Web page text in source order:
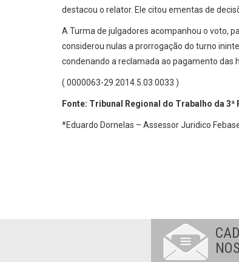
destacou o relator. Ele citou ementas de
A Turma de julgadores acompanhou o voto,
considerou nulas a prorrogação do turno
condenando a reclamada ao pagamento das
( 0000063-29.2014.5.03.0033 )
Fonte: Tribunal Regional do Trabalho da 3ª
*Eduardo Dornelas – Assessor Juridico